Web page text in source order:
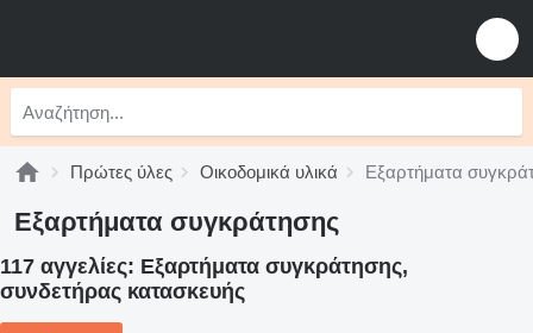
Πρώτες ύλες Οικοδομικά υλικά Εξαρτήματα
Εξαρτήματα συγκράτησης
117 αγγελίες: Εξαρτήματα συγκράτησης,
συνδετήρας κατασκευής